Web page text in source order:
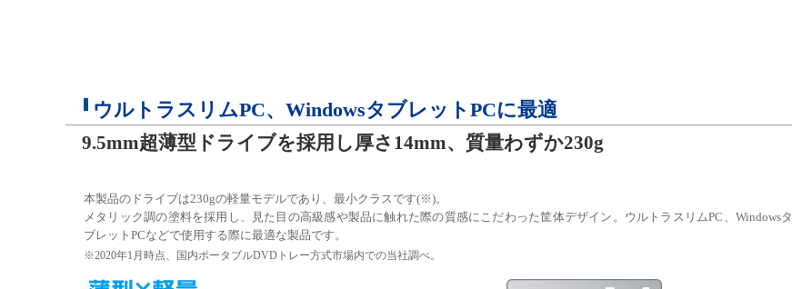
ウルトラスリムPC、WindowsタブレットPCに最適
9.5mm超薄型ドライブを採用し厚さ14mm、質量わずか230g
本製品のドライブは230gの軽量モデルであり、最小クラスです(※)。
メタリック調の塗料を採用し、見た目の高級感や製品に触れた際の質感にこだわった筐体デザイン。ウルトラスリムPC、Windowsタ
ブレットPCなどで使用する際に最適な製品です。
※2020年1月時点、国内ポータブルDVDトレー方式市場内での当社調べ。